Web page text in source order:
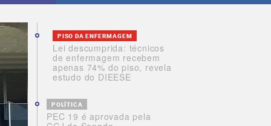
Lei descumprida: técnicos
de enfermagem recebem
apenas 74% do piso, revela
estudo do DIEESE
PISO DA ENFERMAGEM
PEC 19 é aprovada pela
POLÍTICA